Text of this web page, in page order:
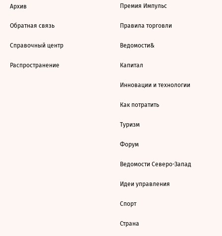
Архив
Обратная связь
Справочный центр
Распространение
Премия Импульс
Правила торговли
Ведомости&
Капитал
Инновации и технологии
Как потратить
Туризм
Форум
Ведомости Северо-Запад
Идеи управления
Спорт
Страна